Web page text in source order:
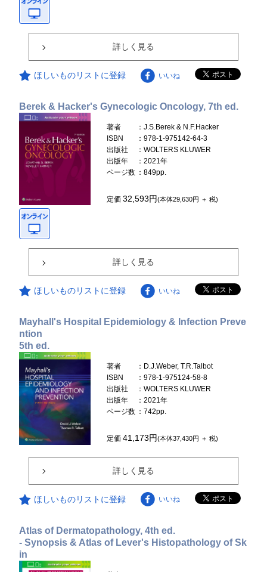
詳しく見る
ほしいものリストに登録 いいね
Berek & Hacker's Gynecologic Oncology, 7th ed.
著者
：J.S.Berek & N.F.Hacker
ISBN
：978-1-975142-64-3
出版社
：WOLTERS KLUWER
出版年
：2021年
ページ数 ：849pp.
定価32,593円(本体29,630円 ＋ 税)
詳しく見る
ほしいものリストに登録 いいね
Mayhall's Hospital Epidemiology & Infection Preve
ntion
5th ed.
著者
：D.J.Weber, T.R.Talbot
ISBN
：978-1-975124-58-8
出版社
：WOLTERS KLUWER
出版年
：2021年
ページ数 ：742pp.
定価41,173円(本体37,430円 ＋ 税)
詳しく見る
ほしいものリストに登録 いいね
Atlas of Dermatopathology, 4th ed.
- Synopsis & Atlas of Lever's Histopathology of Sk
in